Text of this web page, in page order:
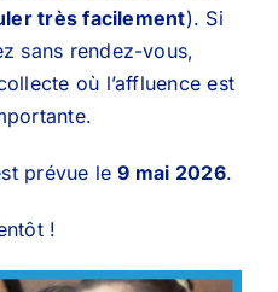
très facilement). Si
sans rendez-vous,
où l’affluence est
prévue le9 mai 2026.
!